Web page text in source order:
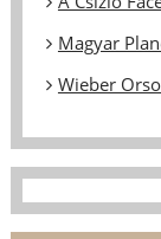
Magyar
Wieber